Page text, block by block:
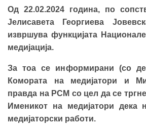
Од 22.02.2024 година, по
Јелисавета Георгиева
извршува функцијата
медијација.
За тоа се информирани (со
Комората на медијатори и
правда на РСМ со цел да се
Именикот на медијатори
медијаторски работи.